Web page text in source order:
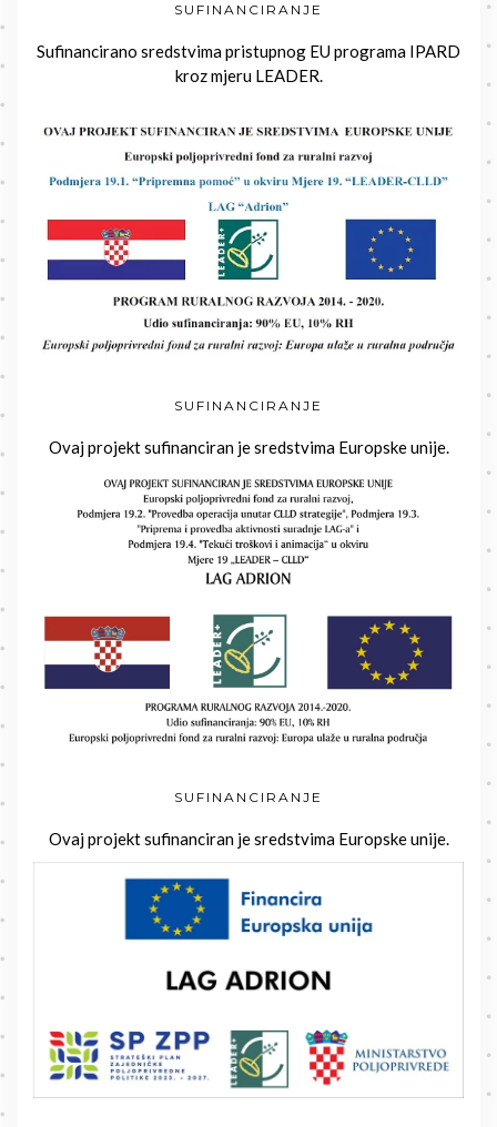
SUFINANCIRANJE
Sufinancirano sredstvima pristupnog EU programa IPARD
kroz mjeru LEADER.
SUFINANCIRANJE
Ovaj projekt sufinanciran je sredstvima Europske unije.
SUFINANCIRANJE
Ovaj projekt sufinanciran je sredstvima Europske unije.